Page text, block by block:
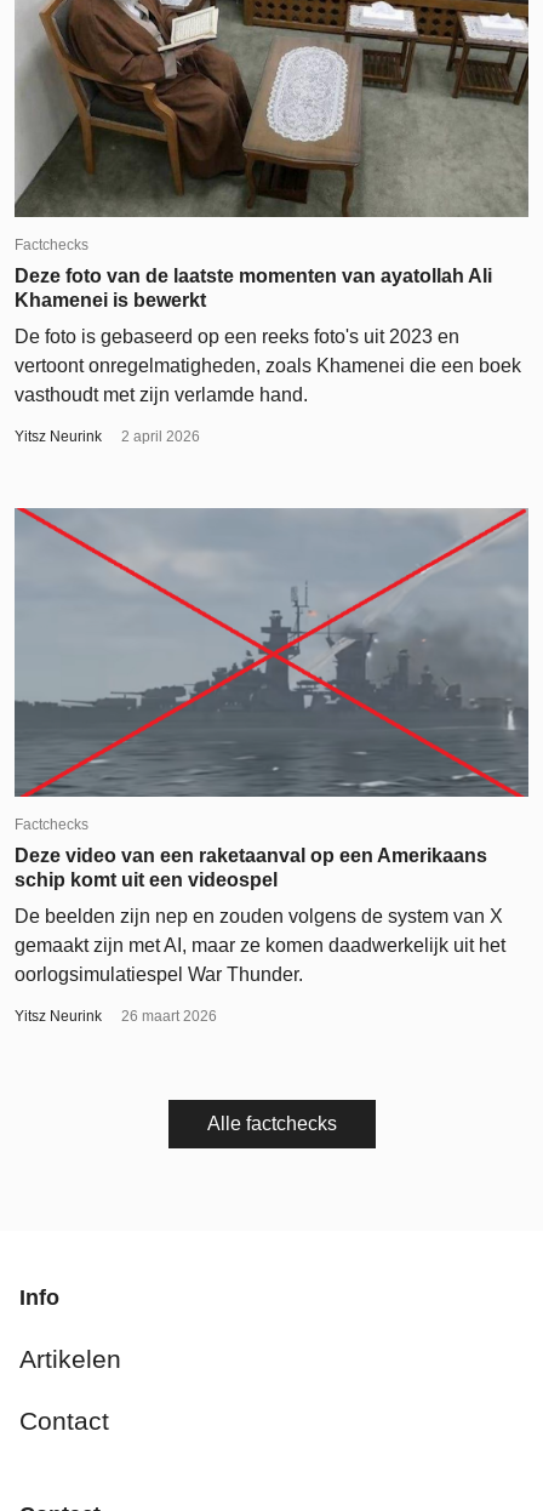
Factchecks
Deze foto van de laatste momenten van ayatollah Ali
Khamenei is bewerkt
De foto is gebaseerd op een reeks foto's uit 2023 en
vertoont onregelmatigheden, zoals Khamenei die een boek
vasthoudt met zijn verlamde hand.
Yitsz Neurink 2 april 2026
Factchecks
Deze video van een raketaanval op een Amerikaans
schip komt uit een videospel
De beelden zijn nep en zouden volgens de system van X
gemaakt zijn met AI, maar ze komen daadwerkelijk uit het
oorlogsimulatiespel War Thunder.
Yitsz Neurink 26 maart 2026
Alle factchecks
Info
Artikelen
Contact